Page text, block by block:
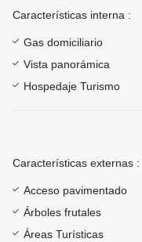
Características interna :
Gas domiciliario
Vista panorámica
Hospedaje Turismo
Características externas :
Acceso pavimentado
Árboles frutales
Áreas Turísticas